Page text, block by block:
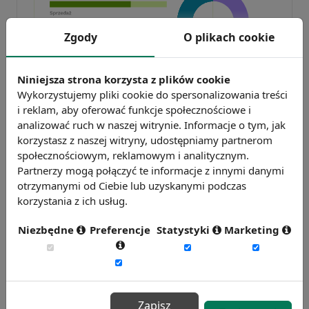
Badanie wskaźnikiHR 2026
Zmierz 59 wskaźników efektywności
personalnej, w tym absencję, fluktuację i
efektywność pracy.
Weź udział w badaniu
Zgody O plikach cookie
Niniejsza strona korzysta z plików cookie
Wykorzystujemy pliki cookie do spersonalizowania treści
i reklam, aby oferować funkcje społecznościowe i
analizować ruch w naszej witrynie. Informacje o tym, jak
korzystasz z naszej witryny, udostępniamy partnerom
społecznościowym, reklamowym i analitycznym.
Partnerzy mogą połączyć te informacje z innymi danymi
otrzymanymi od Ciebie lub uzyskanymi podczas
korzystania z ich usług.
Niezbędne Preferencje Statystyki Marketing
Zapisz